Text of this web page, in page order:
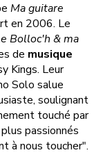
Ma guitare
en 2006. Le
Bolloc'h & ma
de musique
Kings. Leur
Solo salue
soulignant
touché par
passionnés
à nous toucher".